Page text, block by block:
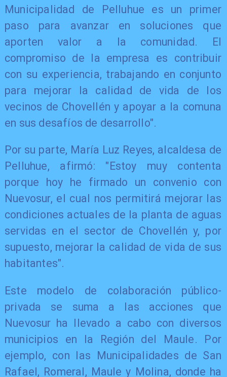
Municipalidad de Pelluhue es un primer
paso para avanzar en soluciones que
aporten valor a la comunidad. El
compromiso de la empresa es contribuir
con su experiencia, trabajando en conjunto
para mejorar la calidad de vida de los
vecinos de Chovellén y apoyar a la comuna
en sus desafíos de desarrollo".
Por su parte, María Luz Reyes, alcaldesa de
Pelluhue, afirmó: "Estoy muy contenta
porque hoy he firmado un convenio con
Nuevosur, el cual nos permitirá mejorar las
condiciones actuales de la planta de aguas
servidas en el sector de Chovellén y, por
supuesto, mejorar la calidad de vida de sus
habitantes".
Este modelo de colaboración público-
privada se suma a las acciones que
Nuevosur ha llevado a cabo con diversos
municipios en la Región del Maule. Por
ejemplo, con las Municipalidades de San
Rafael, Romeral, Maule y Molina, donde ha